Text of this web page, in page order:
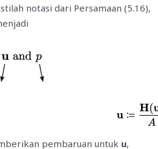
notasi dari Persamaan (5.16),
pembaruan untuk u,